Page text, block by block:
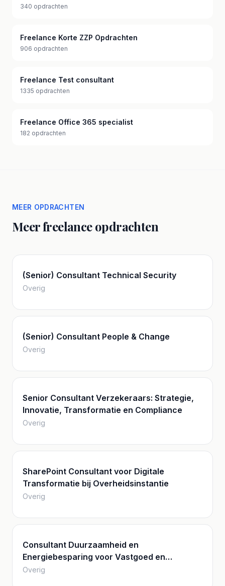
340 opdrachten
Freelance Korte ZZP Opdrachten
906 opdrachten
Freelance Test consultant
1335 opdrachten
Freelance Office 365 specialist
182 opdrachten
MEER OPDRACHTEN
Meer freelance opdrachten
(Senior) Consultant Technical Security
Overig
(Senior) Consultant People & Change
Overig
Senior Consultant Verzekeraars: Strategie,
Innovatie, Transformatie en Compliance
Overig
SharePoint Consultant voor Digitale
Transformatie bij Overheidsinstantie
Overig
Consultant Duurzaamheid en
Energiebesparing voor Vastgoed en
Energiemanagement
Overig